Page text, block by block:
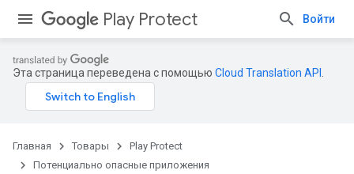
Play Protect Войти
Эта страница переведена с помощью Cloud Translation API
Главная Товары
Play Protect
Потенциально опасные приложения